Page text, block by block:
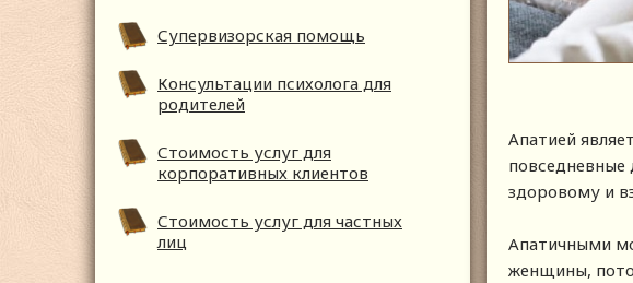
Супервизорская помощь
Консультации психолога для
родителей
Стоимость услуг для
корпоративных клиентов
Стоимость услуг для частных
лиц
Апатией
здоровому и
Апатичными
женщины,